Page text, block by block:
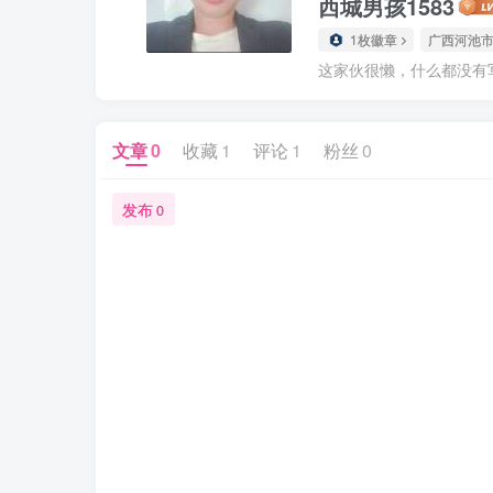
1枚徽章 广西河池市
这家伙很懒，什么都没有
文章0 收藏 1 评论 1 粉丝 0
发布0